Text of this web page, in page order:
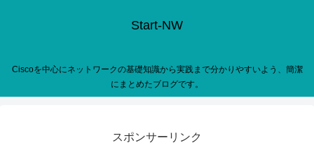
Start-NW
Ciscoを中心にネットワークの基礎知識から実践まで分かりやすいよう、簡潔
にまとめたブログです。
スポンサーリンク